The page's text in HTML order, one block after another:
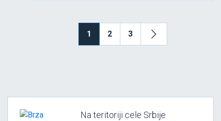
1 2 3
Na teritoriji cele Srbije